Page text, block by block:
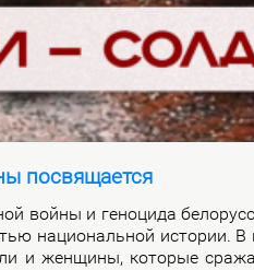
посвящается
вой­ны и ге­но­ци­да
на­цио­наль­ной ис­то­рии.
и жен­щи­ны, ко­то­рые